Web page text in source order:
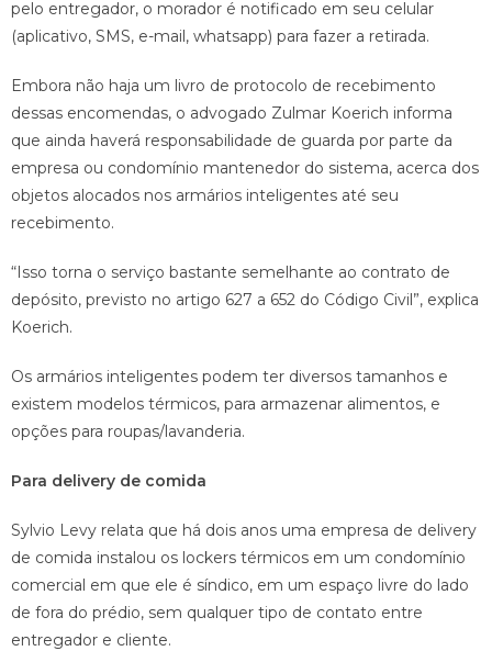
pelo entregador, o morador é notificado em seu celular
(aplicativo, SMS, e-mail, whatsapp) para fazer a retirada.
Embora não haja um livro de protocolo de recebimento
dessas encomendas, o advogado Zulmar Koerich informa
que ainda haverá responsabilidade de guarda por parte da
empresa ou condomínio mantenedor do sistema, acerca dos
objetos alocados nos armários inteligentes até seu
recebimento.
“Isso torna o serviço bastante semelhante ao contrato de
depósito, previsto no artigo 627 a 652 do Código Civil”, explica
Koerich.
Os armários inteligentes podem ter diversos tamanhos e
existem modelos térmicos, para armazenar alimentos, e
opções para roupas/lavanderia.
Para delivery de comida
Sylvio Levy relata que há dois anos uma empresa de delivery
de comida instalou os lockers térmicos em um condomínio
comercial em que ele é síndico, em um espaço livre do lado
de fora do prédio, sem qualquer tipo de contato entre
entregador e cliente.